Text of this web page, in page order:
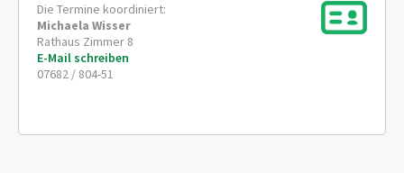
Die Termine koordiniert:
Michaela Wisser
Rathaus Zimmer 8
E-Mail schreiben
07682 / 804-51